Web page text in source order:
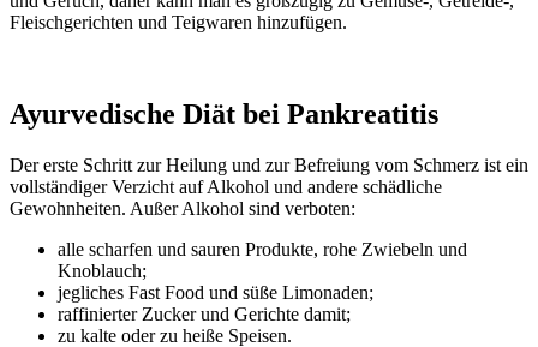
Fleischgerichten und Teigwaren hinzufügen.
Ayurvedische Diät bei Pankreatitis
Der erste Schritt zur Heilung und zur Befreiung vom Schmerz ist ein
vollständiger Verzicht auf Alkohol und andere schädliche
Gewohnheiten. Außer Alkohol sind verboten:
alle scharfen und sauren Produkte, rohe Zwiebeln und
Knoblauch;
jegliches Fast Food und süße Limonaden;
raffinierter Zucker und Gerichte damit;
zu kalte oder zu heiße Speisen.